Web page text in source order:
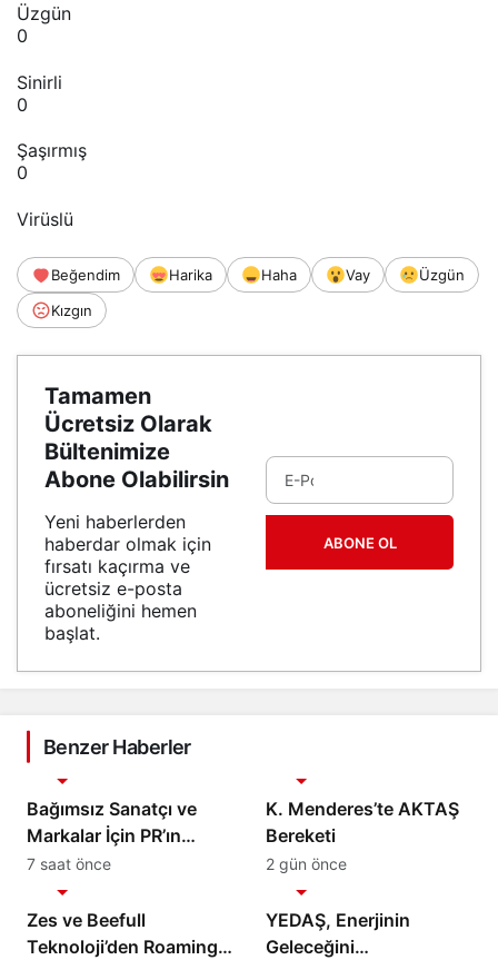
Üzgün
0
Sinirli
0
Şaşırmış
0
Virüslü
Beğendim Harika Haha Vay
Üzgün
Kızgın
Tamamen
Ücretsiz Olarak
Bültenimize
Abone Olabilirsin
Yeni haberlerden
haberdar olmak için
fırsatı kaçırma ve
ücretsiz e-posta
aboneliğini hemen
başlat.
ABONE OL
Benzer Haberler
Bağımsız Sanatçı ve
Markalar İçin PR’ın
Kuralları Değişiyor
7 saat önce
K. Menderes’te AKTAŞ
Bereketi
2 gün önce
Zes ve Beefull
Teknoloji’den Roaming
Ekonomi
YEDAŞ, Enerjinin
Geleceğini
Ekonomi